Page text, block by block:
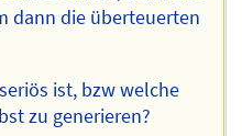
dann die überteuerten
ist, bzw welche
zu generieren?